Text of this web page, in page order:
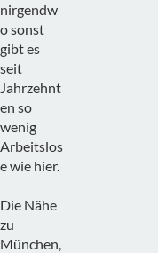
nirgendw
o sonst
gibt es
seit
Jahrzehnt
en so
wenig
Arbeitslos
e wie hier.
Die Nähe
zu
München,